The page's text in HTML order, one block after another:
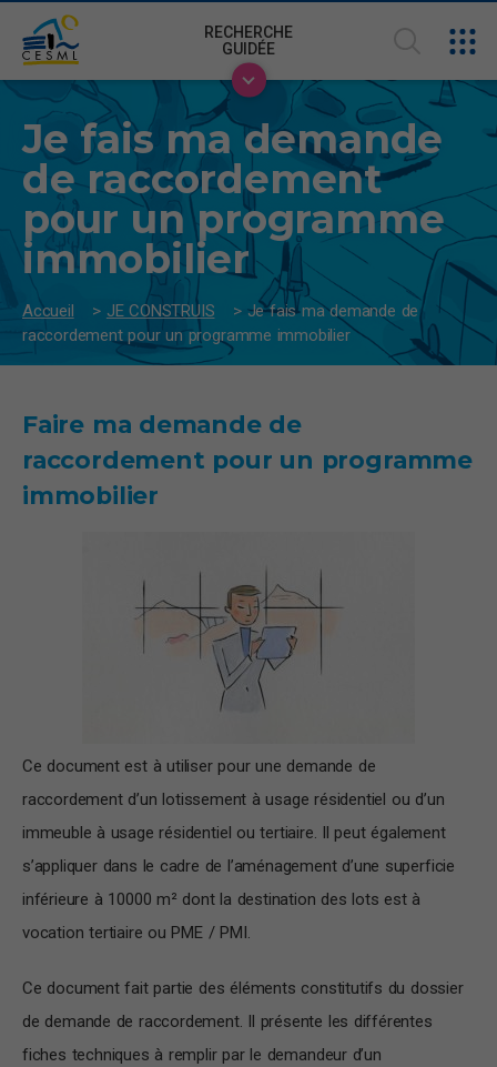
RECHERCHE
GUIDÉE
Je fais ma demande
de raccordement
pour un programme
immobilier
Accueil > JE CONSTRUIS > Je fais ma demande de
raccordement pour un programme immobilier
Faire ma demande de
raccordement pour un programme
immobilier
Ce document est à utiliser pour une demande de
raccordement d’un lotissement à usage résidentiel ou d’un
immeuble à usage résidentiel ou tertiaire. Il peut également
s’appliquer dans le cadre de l’aménagement d’une superficie
inférieure à 10000 m² dont la destination des lots est à
vocation tertiaire ou PME / PMI.
Ce document fait partie des éléments constitutifs du dossier
de demande de raccordement. Il présente les différentes
fiches techniques à remplir par le demandeur d’un